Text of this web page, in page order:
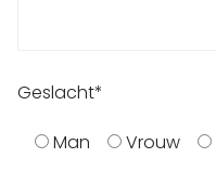
Geslacht*
Man
Vrouw